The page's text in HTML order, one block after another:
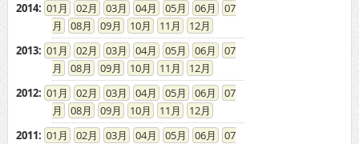
2014: 01 02 03 04 05 06
07
08
09 10 11
12
2013: 01 02 03 04 05 06
07
08
09 10 11
12
2012: 01 02 03 04 05 06
07
08
09 10 11
12
2011: 01 02 03 04 05 06
07